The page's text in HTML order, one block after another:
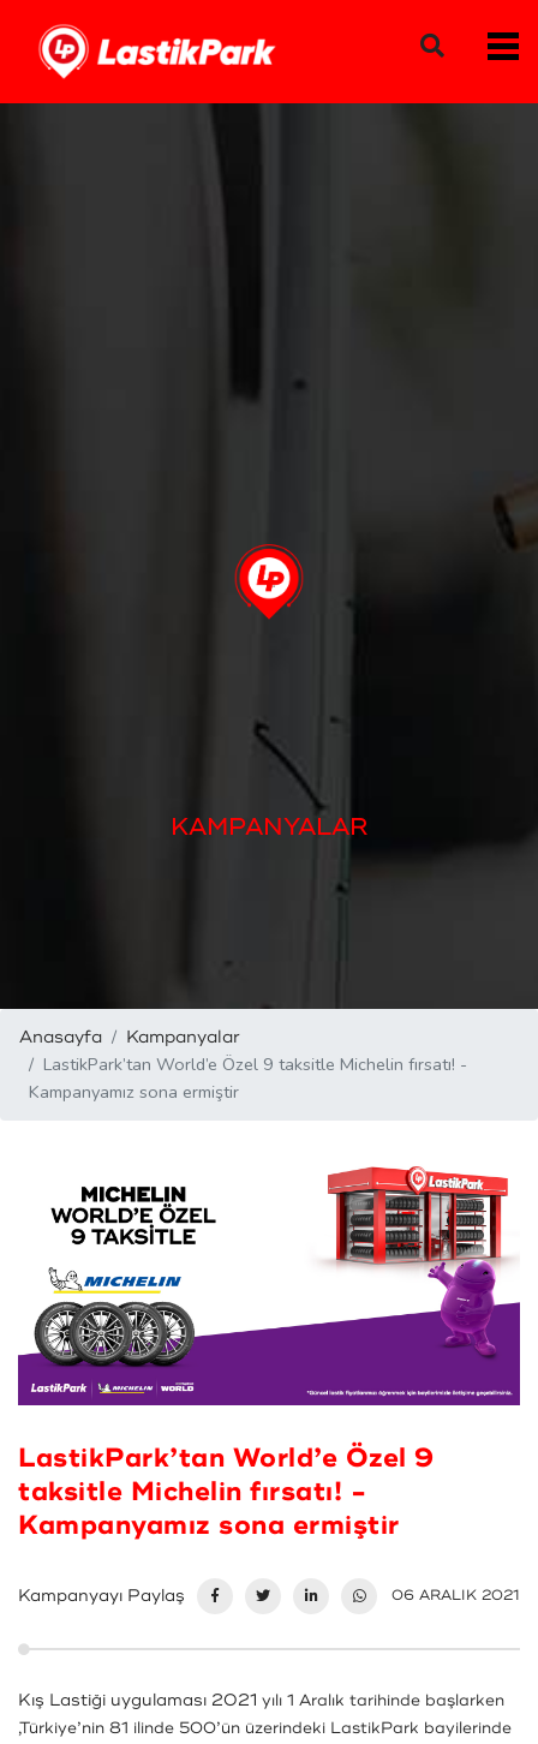
KAMPANYALAR
Anasayfa Kampanyalar
LastikPark’tan World’e Özel 9 taksitle Michelin fırsatı! -
Kampanyamız sona ermiştir
LastikPark’tan World’e Özel 9
taksitle Michelin fırsatı! -
Kampanyamız sona ermiştir
Kampanyayı Paylaş 06 ARALIK 2021
Kış Lastiği uygulaması 2021 yılı 1 Aralık tarihinde başlarken
,Türkiye’nin 81 ilinde 500’ün üzerindeki LastikPark bayilerinde